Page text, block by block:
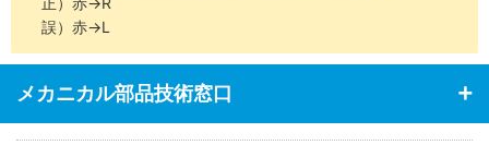
誤）赤→L
メカニカル部品技術窓口